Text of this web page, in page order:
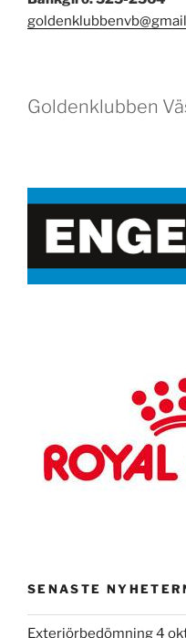
Goldenklubben
SENASTE
Exteriörbedömning 4